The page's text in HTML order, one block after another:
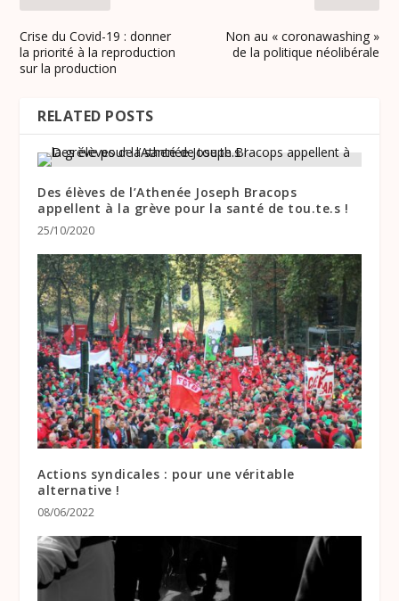
Crise du Covid-19 : donner
la priorité à la reproduction
sur la production
Non au « coronawashing »
de la politique néolibérale
RELATED POSTS
Des élèves de l’Athenée Joseph Bracops
appellent à la grève pour la santé de tou.te.s !
25/10/2020
Actions syndicales : pour une véritable
alternative !
08/06/2022